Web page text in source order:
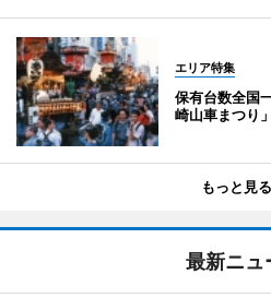
エリア特集
保有台数全国
崎山車まつり」
もっと見る
最新ニュ